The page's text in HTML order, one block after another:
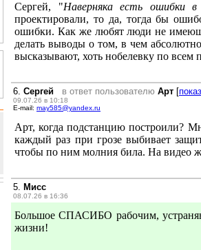
Сергей, "Наверняка есть ошибки в
проектировали, то да, тогда бы
ошибки. Как же любят люди не
делать выводы о том, в чем
высказывают, хоть нобелевку по всем
6. Сергей в ответ пользователю Арт [
09.07.26 в 10:18
E-mail: may585@yandex.ru
Арт, когда подстанцию построили?
каждый раз при грозе выбивает
чтобы по ним молния била. На видео
5. Мисс
08.07.26 в 16:36
Большое СПАСИБО рабочим,
жизни!